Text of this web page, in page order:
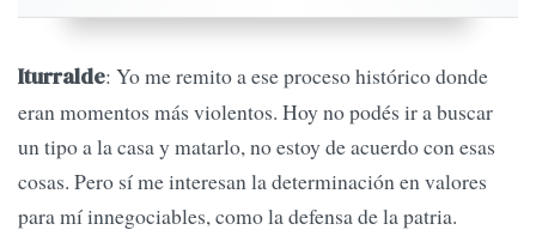
Iturralde: Yo me remito a ese proceso histórico donde
eran momentos más violentos. Hoy no podés ir a buscar
un tipo a la casa y matarlo, no estoy de acuerdo con esas
cosas. Pero sí me interesan la determinación en valores
para mí innegociables, como la defensa de la patria.